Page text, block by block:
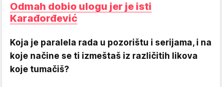
Odmah dobio ulogu jer je isti
Karađorđević
Koja je paralela rada u pozorištu i serijama, i na
koje načine se ti izmeštaš iz različitih likova
koje tumačiš?